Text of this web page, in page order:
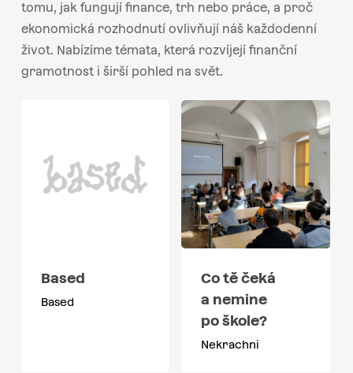
tomu, jak fungují finance, trh nebo práce, a proč
ekonomická rozhodnutí ovlivňují náš každodenní
život. Nabízíme témata, která rozvíjejí finanční
gramotnost i širší pohled na svět.
Based
Based
Co tě čeká
a nemine
po škole?
Nekrachni